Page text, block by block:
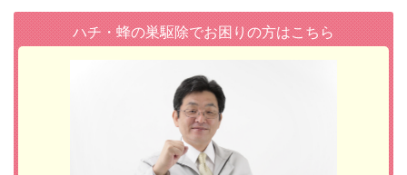
ハチ・蜂の巣駆除でお困りの方はこちら